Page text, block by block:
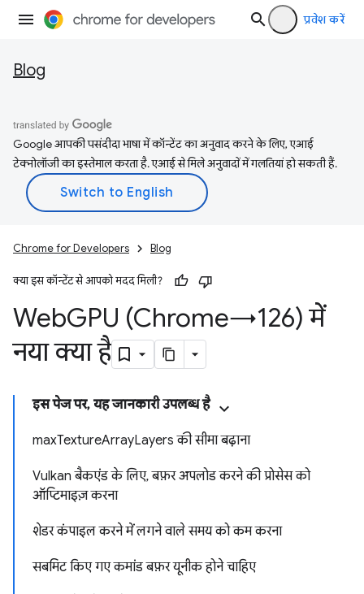
प्रवेश करें
Blog
Google आपकी पसंदीदा भाषा में कॉन्टेंट का अनुवाद करने के लिए, एआई
टेक्नोलॉजी का इस्तेमाल करता है. एआई से मिले अनुवादों में गलतियां हो सकती हैं.
Chrome for Developers Blog
क्या इस कॉन्टेंट से आपको मदद मिली?
WebGPU (Chrome→126) में
नया क्या है
इस पेज पर, यह जानकारी उपलब्ध है
maxTextureArrayLayers की सीमा बढ़ाना
Vulkan बैकएंड के लिए, बफ़र अपलोड करने की प्रोसेस को
ऑप्टिमाइज़ करना
शेडर कंपाइल करने में लगने वाले समय को कम करना
सबमिट किए गए कमांड बफ़र यूनीक होने चाहिए